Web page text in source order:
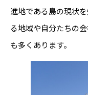
進地である島の現状
る地域や自分たちの
も多くあります。